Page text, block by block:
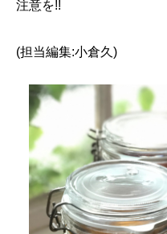
注意を!!
(担当編集:小倉久)